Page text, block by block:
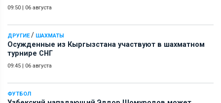
09:50 | 06 августа
ДРУГИЕ/ ШАХМАТЫ
Осужденные из Кыргызстана участвуют в шахматном
турнире СНГ
09:45 | 06 августа
ФУТБОЛ